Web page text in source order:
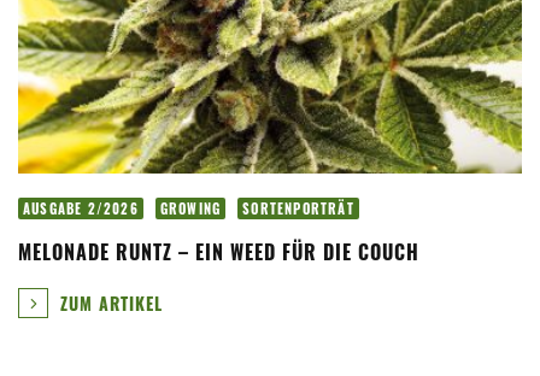
AUSGABE 2/2026 GROWING SORTENPORTRÄT
MELONADE RUNTZ – EIN WEED FÜR DIE COUCH
ZUM ARTIKEL